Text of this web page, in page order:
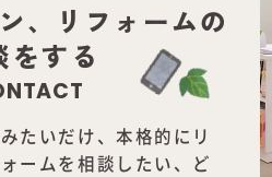
、
リフォームの
をする
たいだけ、本格的にリ
ームを相談したい、ど